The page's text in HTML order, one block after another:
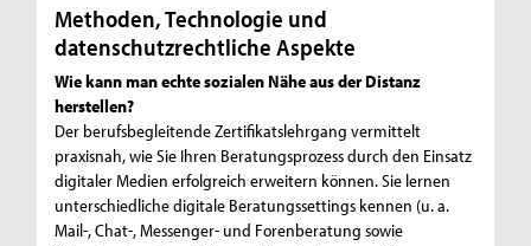
Methoden, Technologie und
datenschutzrechtliche Aspekte
Wie kann man echte sozialen Nähe aus der Distanz
herstellen?
Der berufsbegleitende Zertifikatslehrgang vermittelt
praxisnah, wie Sie Ihren Beratungsprozess durch den Einsatz
digitaler Medien erfolgreich erweitern können. Sie lernen
unterschiedliche digitale Beratungssettings kennen (u. a.
Mail-, Chat-, Messenger- und Forenberatung sowie